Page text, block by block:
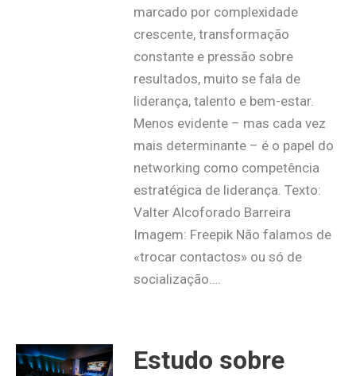
marcado por complexidade
crescente, transformação
constante e pressão sobre
resultados, muito se fala de
liderança, talento e bem-estar.
Menos evidente – mas cada vez
mais determinante – é o papel do
networking como competência
estratégica de liderança. Texto:
Valter Alcoforado Barreira
Imagem: Freepik Não falamos de
«trocar contactos» ou só de
socialização….
Estudo sobre